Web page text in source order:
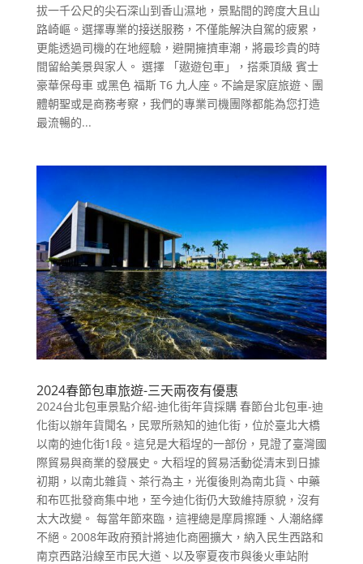
拔一千公尺的尖石深山到香山濕地，景點間的跨度大且山
路崎嶇。選擇專業的接送服務，不僅能解決自駕的疲累，
更能透過司機的在地經驗，避開擁擠車潮，將最珍貴的時
間留給美景與家人。 選擇 「遨遊包車」，搭乘頂級 賓士
豪華保母車 或黑色 福斯 T6 九人座。不論是家庭旅遊、團
體朝聖或是商務考察，我們的專業司機團隊都能為您打造
最流暢的...
2024春節包車旅遊-三天兩夜有優惠
2024台北包車景點介紹-迪化街年貨採購 春節台北包車-迪
化街以辦年貨聞名，民眾所熟知的迪化街，位於臺北大橋
以南的迪化街1段。這兒是大稻埕的一部份，見證了臺灣國
際貿易與商業的發展史。大稻埕的貿易活動從清末到日據
初期，以南北雜貨、茶行為主，光復後則為南北貨、中藥
和布匹批發商集中地，至今迪化街仍大致維持原貌，沒有
太大改變。 每當年節來臨，這裡總是摩肩擦踵、人潮絡繹
不絕。2008年政府預計將迪化商圈擴大，納入民生西路和
南京西路沿線至市民大道、以及寧夏夜市與後火車站附